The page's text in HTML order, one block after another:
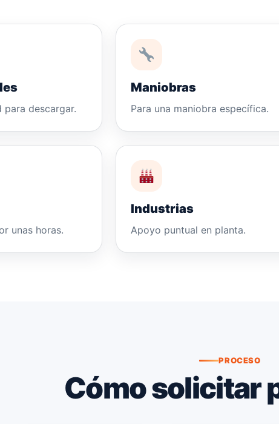
para descargar.
Maniobras
Para una maniobra específica.
unas horas.
Industrias
Apoyo puntual en planta.
PROCESO
Cómo solicitar